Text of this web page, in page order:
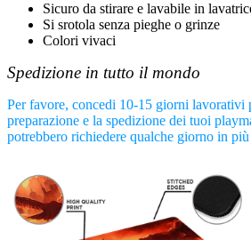
Sicuro da stirare e lavabile in
Si srotola senza pieghe o grinze
Colori vivaci
Spedizione in tutto il mondo
Per favore, concedi 10-15 giorni lavorativi
preparazione e la spedizione dei tuoi
potrebbero richiedere qualche giorno in